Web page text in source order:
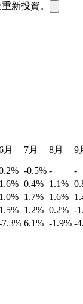
新投資。
月 7月 8月 9
-0.5% -
-
1.6% 0.4% 1.1%
1.0% 1.7% 1.6%
1.5% 1.2% 0.2% -
7.3% 6.1% -1.9% -